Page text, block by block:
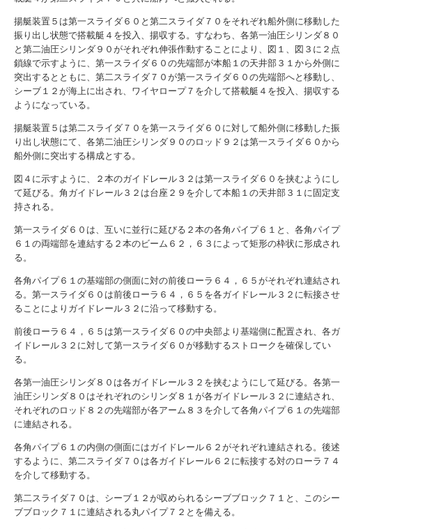
揚艇装置５は第一スライダ６０と第二スライダ７０をそれぞれ船外側に移動した
振り出し状態で搭載艇４を投入、揚収する。すなわち、各第一油圧シリンダ８０
と第二油圧シリンダ９０がそれぞれ伸張作動することにより、図１、図３に２点
鎖線で示すように、第一スライダ６０の先端部が本船１の天井部３１から外側に
突出するとともに、第二スライダ７０が第一スライダ６０の先端部へと移動し、
シーブ１２が海上に出され、ワイヤロープ７を介して搭載艇４を投入、揚収する
ようになっている。
揚艇装置５は第二スライダ７０を第一スライダ６０に対して船外側に移動した振
り出し状態にて、各第二油圧シリンダ９０のロッド９２は第一スライダ６０から
船外側に突出する構成とする。
図４に示すように、２本のガイドレール３２は第一スライダ６０を挟むようにし
て延びる。角ガイドレール３２は台座２９を介して本船１の天井部３１に固定支
持される。
第一スライダ６０は、互いに並行に延びる２本の各角パイプ６１と、各角パイプ
６１の両端部を連結する２本のビーム６２，６３によって矩形の枠状に形成され
る。
各角パイプ６１の基端部の側面に対の前後ローラ６４，６５がそれぞれ連結され
る。第一スライダ６０は前後ローラ６４，６５を各ガイドレール３２に転接させ
ることによりガイドレール３２に沿って移動する。
前後ローラ６４，６５は第一スライダ６０の中央部より基端側に配置され、各ガ
イドレール３２に対して第一スライダ６０が移動するストロークを確保してい
る。
各第一油圧シリンダ８０は各ガイドレール３２を挟むようにして延びる。各第一
油圧シリンダ８０はそれぞれのシリンダ８１が各ガイドレール３２に連結され、
それぞれのロッド８２の先端部が各アーム８３を介して各角パイプ６１の先端部
に連結される。
各角パイプ６１の内側の側面にはガイドレール６２がそれぞれ連結される。後述
するように、第二スライダ７０は各ガイドレール６２に転接する対のローラ７４
を介して移動する。
第二スライダ７０は、シーブ１２が収められるシーブブロック７１と、このシー
ブブロック７１に連結される丸パイプ７２とを備える。